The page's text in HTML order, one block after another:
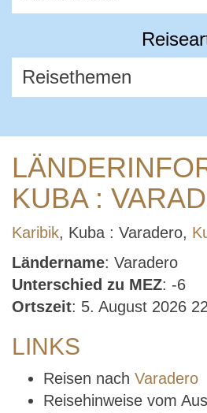
KUBA :
Karibik, Kuba : Varadero,
Ländername: Varadero
Unterschied zu MEZ: -6
Ortszeit: 5. August 2026
LINKS
Reisen nach Varadero
Reisehinweise vom